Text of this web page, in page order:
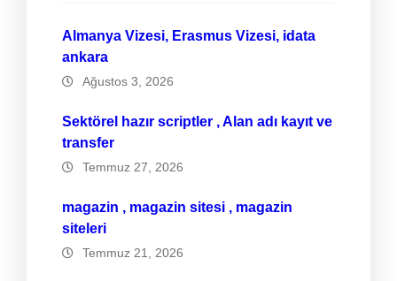
Almanya Vizesi, Erasmus Vizesi, idata
ankara
Ağustos 3, 2026
Sektörel hazır scriptler , Alan adı kayıt ve
transfer
Temmuz 27, 2026
magazin , magazin sitesi , magazin
siteleri
Temmuz 21, 2026